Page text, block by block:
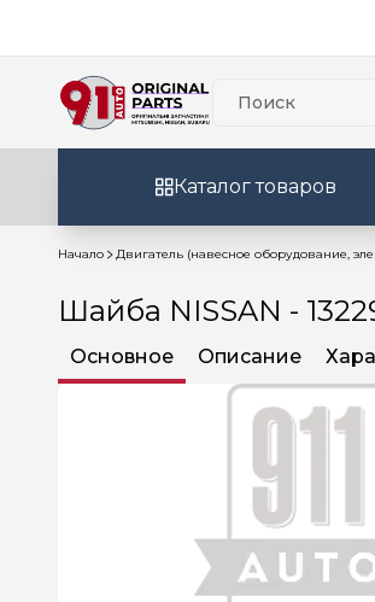
Каталог товаров
Начало Двигатель (навесное оборудование,
Шайба NISSAN -
Основное Описание